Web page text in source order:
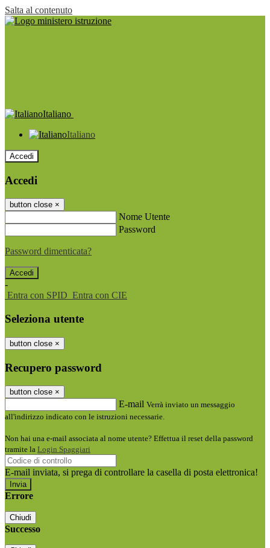
Salta al contenuto
Italiano
Italiano
Accedi
Accedi
button close ×
Nome Utente
Password
Password dimenticata?
-
Entra con SPID Entra con CIE
Seleziona utente
button close ×
Recupero password
button close ×
E-mail Verrà inviato un messaggio
all'indirizzo indicato con le istruzioni necessarie.
Non hai una e-mail associata al nome utente? Effettua il reset della password
tramite la Login Spaggiari
E-mail inviata, si prega di controllare la casella di posta elettronica!
Errore
Chiudi
Successo